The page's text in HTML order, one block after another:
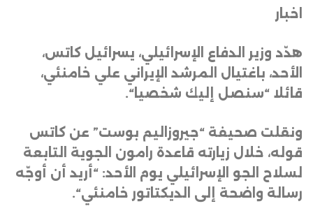
اخبار
هدّد وزير الدفاع الإسرائيلي، يسرائيل كاتس،
الأحد، باغتيال المرشد الإيراني علي خامنئي،
قائلا “سنصل إليك شخصيا“.
ونقلت صحيفة “جيروزاليم بوست” عن كاتس
قوله، خلال زيارته قاعدة رامون الجوية التابعة
لسلاح الجو الإسرائيلي يوم الأحد: “أريد أن أوجّه
رسالة واضحة إلى الديكتاتور خامنئي“.